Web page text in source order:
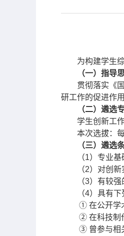
为构建学生
（一）指导
贯彻落实《
研工作的促进作
（二）遴选
学生创新工
本次选拔：
（三）遴选
（1）专业基
（2）对创新
（3）有较强
（4）具有下
① 在公开学
② 在科技制
③ 曾参与相